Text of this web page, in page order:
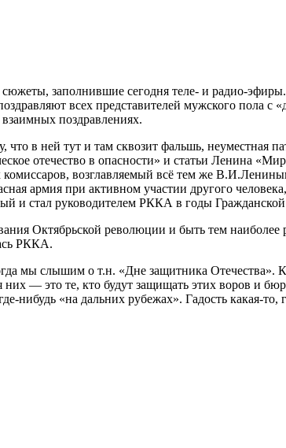
заполнившие сегодня теле- и радио-
всех представителей мужского пола
поздравлениях.
что в ней тут и там сквозит фальшь, неуместная
отечество в опасности» и статьи Ленина
комиссаров, возглавляемый всё тем же
армия при активном участии другого
и стал руководителем РККА в годы
Октябрьской революции и быть тем
РККА.
мы слышим о т.н. «Дне защитника Отечества».
— это те, кто будут защищать этих воров и
нибудь «на дальних рубежах». Гадость